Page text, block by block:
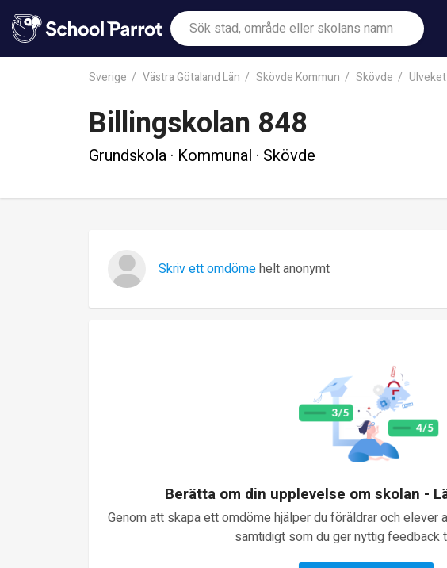
Sverige Västra Götaland Län Skövde Kommun Skövde
Billingskolan 848
Grundskola · Kommunal · Skövde
Skriv ett omdömehelt anonymt
Berätta om din upplevelse om skolan -
Genom att skapa ett omdöme hjälper du föräldrar och elever
samtidigt som du ger nyttig feedback